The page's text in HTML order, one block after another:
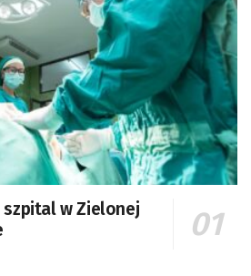
szpital w Zielonej